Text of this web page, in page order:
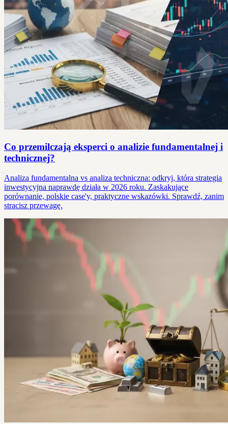
Co przemilczają eksperci o analizie fundamentalnej i
technicznej?
Analiza fundamentalna vs analiza techniczna: odkryj, która strategia
inwestycyjna naprawdę działa w 2026 roku. Zaskakujące
porównanie, polskie case'y, praktyczne wskazówki. Sprawdź, zanim
stracisz przewagę.